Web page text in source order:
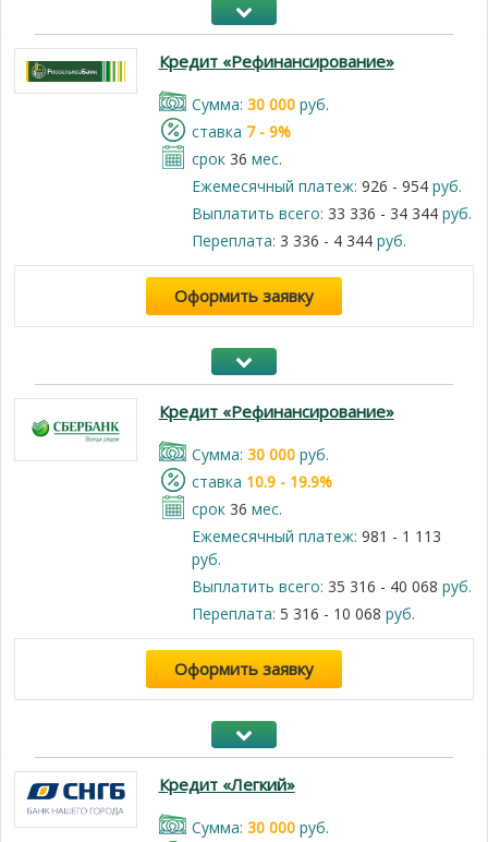
Кредит «Рефинансирование»
Cумма: 30 000руб.
cтавка 7 - 9%
срок 36 мес.
Ежемесячный платеж: 926 - 954руб.
Выплатить всего: 33 336 - 34 344руб.
Переплата: 3 336 - 4 344руб.
Оформить заявку
Кредит «Рефинансирование»
Cумма: 30 000руб.
cтавка 10.9 - 19.9%
срок 36 мес.
Ежемесячный платеж: 981 - 1 113
руб.
Выплатить всего: 35 316 - 40 068 руб.
Переплата: 5 316 - 10 068 руб.
Оформить заявку
Кредит «Легкий»
Cумма: 30 000руб.